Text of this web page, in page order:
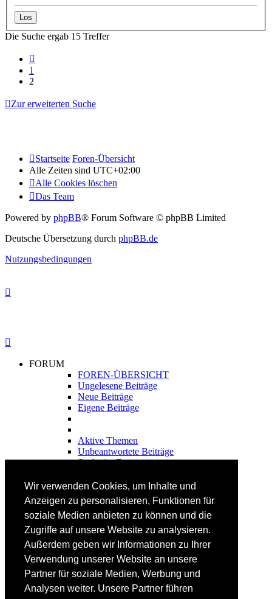
Wir verwenden Cookies, um Inhalte und
Anzeigen zu personalisieren, Funktionen für
soziale Medien anbieten zu können und die
Zugriffe auf unsere Website zu analysieren.
Außerdem geben wir Informationen zu Ihrer
Verwendung unserer Website an unsere
Partner für soziale Medien, Werbung und
Analysen weiter. Unsere Partner führen
Die Suche ergab 15 Treffer
1
2
Zur erweiterten Suche
Startseite Foren-Übersicht
Alle Zeiten sind UTC+02:00
Alle Cookies löschen
Das Team
Powered by phpBB® Forum Software © phpBB Limited
Deutsche Übersetzung durch phpBB.de
Nutzungsbedingungen
FORUM
FOREN-ÜBERSICHT
Ungelesene Beiträge
Neue Beiträge
Eigene Beiträge
Aktive Themen
Unbeantwortete Beiträge
Suche im Forum
FAHRTECHNIK
Fortgeschrittene
Lehrplan
Videoanalyse
SKI
SKITEST
Ski-FAQ
Tipps Ski-Kauf